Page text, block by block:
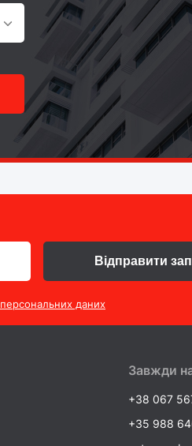
персональних даних
Відправити
Завжди
+38 067
+35 988